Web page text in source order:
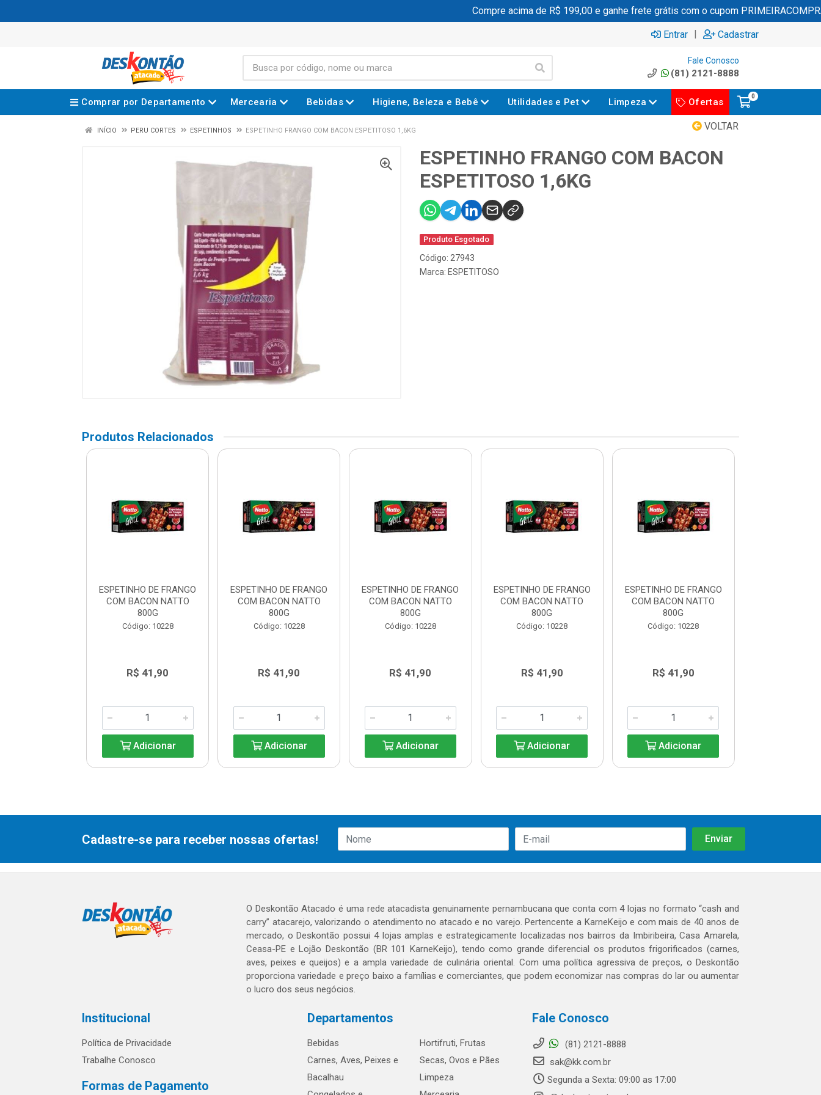
Compre acima de R$ 199,00 e ganhe frete grátis com o cupom PRIMEIRACOMPRA
Entrar | Cadastrar
Fale Conosco
(81) 2121-8888
Comprar por Departamento Mercearia Bebidas Higiene, Beleza e Bebê Utilidades e Pet Limpeza Ofertas
0
VOLTAR
INÍCIO PERU CORTES ESPETINHOS ESPETINHO FRANGO COM BACON ESPETITOSO 1,6KG
ESPETINHO FRANGO COM BACON
ESPETITOSO 1,6KG
Produto Esgotado
Código: 27943
Marca: ESPETITOSO
Produtos Relacionados
ESPETINHO DE FRANGO
COM BACON NATTO
800G
Código: 10228
R$ 41,90
Adicionar
ESPETINHO DE FRANGO
COM BACON NATTO
800G
Código: 10228
R$ 41,90
Adicionar
ESPETINHO DE FRANGO
COM BACON NATTO
800G
Código: 10228
R$ 41,90
Adicionar
ESPETINHO DE FRANGO
COM BACON NATTO
800G
Código: 10228
R$ 41,90
Adicionar
ESPETINHO DE FRANGO
COM BACON NATTO
800G
Código: 10228
R$ 41,90
Adicionar
Cadastre-se para receber nossas ofertas!
O Deskontão Atacado é uma rede atacadista genuinamente pernambucana que conta com 4 lojas no formato “cash and
carry” atacarejo, valorizando o atendimento no atacado e no varejo. Pertencente a KarneKeijo e com mais de 40 anos de
mercado, o Deskontão possui 4 lojas amplas e estrategicamente localizadas nos bairros da Imbiribeira, Casa Amarela,
Ceasa-PE e Lojão Deskontão (BR 101 KarneKeijo), tendo como grande diferencial os produtos frigorificados (carnes,
aves, peixes e queijos) e a ampla variedade de culinária oriental. Com uma política agressiva de preços, o Deskontão
proporciona variedade e preço baixo a famílias e comerciantes, que podem economizar nas compras do lar ou aumentar
o lucro dos seus negócios.
Institucional
Política de Privacidade
Trabalhe Conosco
Formas de Pagamento
Departamentos
Bebidas
Carnes, Aves, Peixes e
Bacalhau
Hortifruti, Frutas
Secas, Ovos e Pães
Limpeza
Fale Conosco
(81) 2121-8888
sak@kk.com.br
Segunda a Sexta: 09:00 as 17:00